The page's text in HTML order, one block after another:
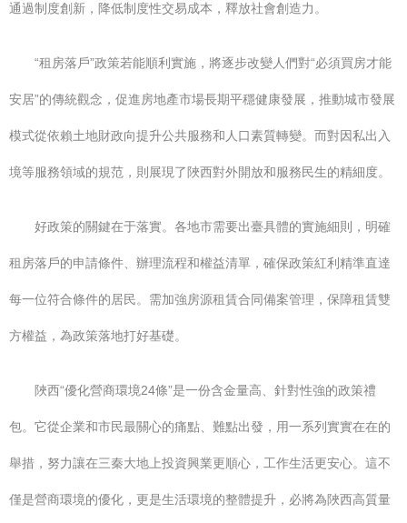
通過制度創新，降低制度性交易成本，釋放社會創造力。
“租房落戶”政策若能順利實施，將逐步改變人們對“必須買房才能
安居”的傳統觀念，促進房地產市場長期平穩健康發展，推動城市發展
模式從依賴土地財政向提升公共服務和人口素質轉變。而對因私出入
境等服務領域的規范，則展現了陜西對外開放和服務民生的精細度。
好政策的關鍵在于落實。各地市需要出臺具體的實施細則，明確
租房落戶的申請條件、辦理流程和權益清單，確保政策紅利精準直達
每一位符合條件的居民。需加強房源租賃合同備案管理，保障租賃雙
方權益，為政策落地打好基礎。
陜西“優化營商環境24條”是一份含金量高、針對性強的政策禮
包。它從企業和市民最關心的痛點、難點出發，用一系列實實在在的
舉措，努力讓在三秦大地上投資興業更順心，工作生活更安心。這不
僅是營商環境的優化，更是生活環境的整體提升，必將為陜西高質量